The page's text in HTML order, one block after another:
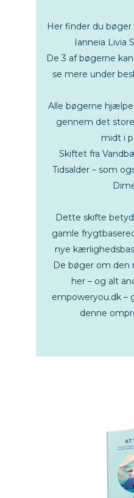
Her finder du
Ianneia Livia
De 3 af bøgerne
se mere under
Alle bøgerne
gennem det
midt i
Skiftet fra
Tidsalder – som
Dette skifte
gamle
nye
De bøger om den
her – og alt
empoweryou.dk –
denne